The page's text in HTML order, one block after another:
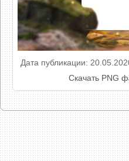
Дата публикации:
Скачать PNG